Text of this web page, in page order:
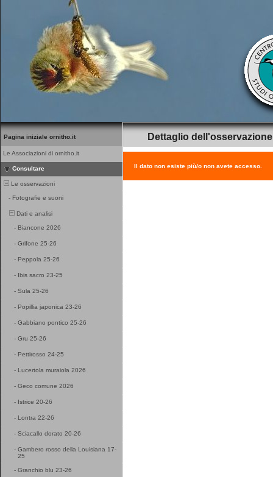
Pagina iniziale ornitho.it
Le Associazioni di ornitho.it
Consultare
Le osservazioni
- Fotografie e suoni
Dati e analisi
- Biancone 2026
- Grifone 25-26
- Peppola 25-26
- Ibis sacro 23-25
- Sula 25-26
- Popillia japonica 23-26
- Gabbiano pontico 25-26
- Gru 25-26
- Pettirosso 24-25
- Lucertola muraiola 2026
- Geco comune 2026
- Istrice 20-26
- Lontra 22-26
- Sciacallo dorato 20-26
- Gambero rosso della Louisiana 17-
25
- Granchio blu 23-26
Dettaglio dell'osservazione
Il dato non esiste più/o non avete accesso.